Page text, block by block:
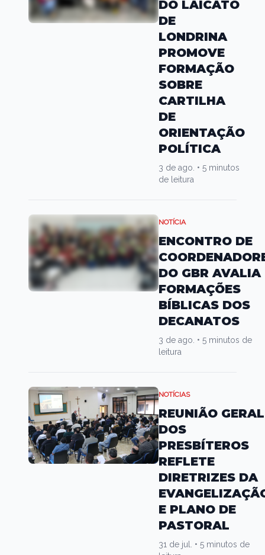
DO LAICATO
DE
LONDRINA
PROMOVE
FORMAÇÃO
SOBRE
CARTILHA
DE
ORIENTAÇÃO
POLÍTICA
3 de ago. • 5 minutos
de leitura
NOTÍCIA
ENCONTRO DE
DO GBR AVALIA
FORMAÇÕES
BÍBLICAS DOS
DECANATOS
3 de ago. • 5 minutos de
leitura
NOTÍCIAS
REUNIÃO GERAL
DOS
PRESBÍTEROS
REFLETE
DIRETRIZES DA
E PLANO DE
PASTORAL
31 de jul. • 5 minutos de